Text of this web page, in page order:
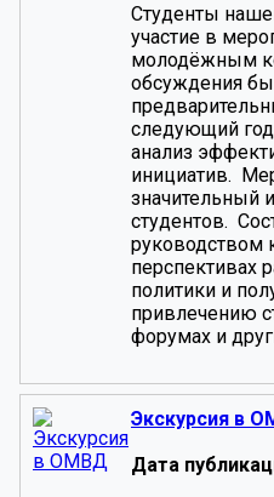
Студенты
участие в
молодёжным
обсуждения
следующий
анализ
инициатив.
значительный
студентов.
руководством
перспективах
политики и
привлечению
форумах и
Экскурсия в
Дата